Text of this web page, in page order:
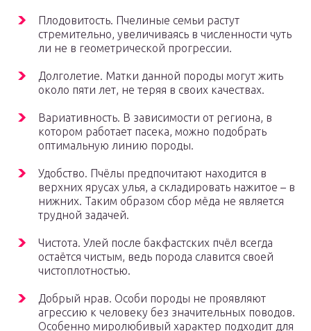
Плодовитость. Пчелиные семьи растут
стремительно, увеличиваясь в численности чуть
ли не в геометрической прогрессии.
Долголетие. Матки данной породы могут жить
около пяти лет, не теряя в своих качествах.
Вариативность. В зависимости от региона, в
котором работает пасека, можно подобрать
оптимальную линию породы.
Удобство. Пчёлы предпочитают находится в
верхних ярусах улья, а складировать нажитое – в
нижних. Таким образом сбор мёда не является
трудной задачей.
Чистота. Улей после бакфастских пчёл всегда
остаётся чистым, ведь порода славится своей
чистоплотностью.
Добрый нрав. Особи породы не проявляют
агрессию к человеку без значительных поводов.
Особенно миролюбивый характер подходит для